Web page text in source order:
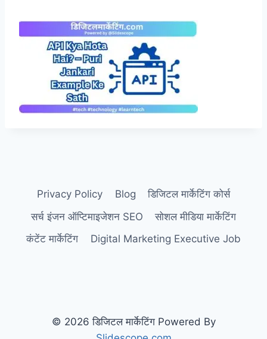
Privacy Policy Blog
डिजिटल मार्केटिंग कोर्स
सर्च इंजन ऑप्टिमाइजेशन SEO
सोशल मीडिया मार्केटिंग
कंटेंट मार्केटिंग
Digital Marketing Executive Job
© 2026 डिजिटल मार्केटिंग Powered By